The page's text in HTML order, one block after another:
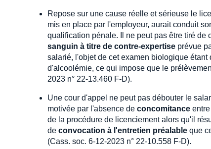
Repose sur une cause réelle et sérieuse le
mis en place par l'employeur, aurait conduit
qualification pénale. Il ne peut pas être tiré
sanguin à titre de contre-expertise prévue
salarié, l'objet de cet examen biologique
d'alcoolémie, ce qui impose que le
2023 n° 22-13.460 F-D).
Une cour d'appel ne peut pas débouter le
motivée par l'absence de concomitance
de la procédure de licenciement alors qu'il
de convocation à l'entretien préalable que
(Cass. soc. 6-12-2023 n° 22-10.558 F-D).